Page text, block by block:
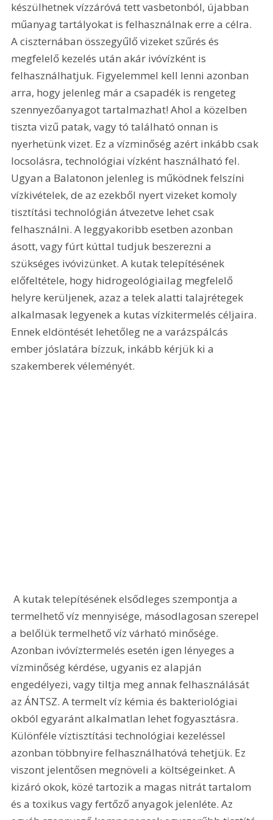
készülhetnek vízzáróvá tett vasbetonból, újabban
műanyag tartályokat is felhasználnak erre a célra.
A ciszternában összegyűlő vizeket szűrés és
megfelelő kezelés után akár ivóvízként is
felhasználhatjuk. Figyelemmel kell lenni azonban
arra, hogy jelenleg már a csapadék is rengeteg
szennyezőanyagot tartalmazhat! Ahol a közelben
tiszta vizű patak, vagy tó található onnan is
nyerhetünk vizet. Ez a vízminőség azért inkább csak
locsolásra, technológiai vízként használható fel.
Ugyan a Balatonon jelenleg is működnek felszíni
vízkivételek, de az ezekből nyert vizeket komoly
tisztítási technológián átvezetve lehet csak
felhasználni. A leggyakoribb esetben azonban
ásott, vagy fúrt kúttal tudjuk beszerezni a
szükséges ivóvizünket. A kutak telepítésének
előfeltétele, hogy hidrogeológiailag megfelelő
helyre kerüljenek, azaz a telek alatti talajrétegek
alkalmasak legyenek a kutas vízkitermelés céljaira.
Ennek eldöntését lehetőleg ne a varázspálcás
ember jóslatára bízzuk, inkább kérjük ki a
szakemberek véleményét.
A kutak telepítésének elsődleges szempontja a
termelhető víz mennyisége, másodlagosan szerepel
a belőlük termelhető víz várható minősége.
Azonban ivóvíztermelés esetén igen lényeges a
vízminőség kérdése, ugyanis ez alapján
engedélyezi, vagy tiltja meg annak felhasználását
az ÁNTSZ. A termelt víz kémia és bakteriológiai
okból egyaránt alkalmatlan lehet fogyasztásra.
Különféle víztisztítási technológiai kezeléssel
azonban többnyire felhasználhatóvá tehetjük. Ez
viszont jelentősen megnöveli a költségeinket. A
kizáró okok, közé tartozik a magas nitrát tartalom
és a toxikus vagy fertőző anyagok jelenléte. Az